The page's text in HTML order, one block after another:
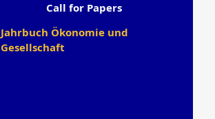
Call for Papers
Jahrbuch Ökonomie und
Gesellschaft